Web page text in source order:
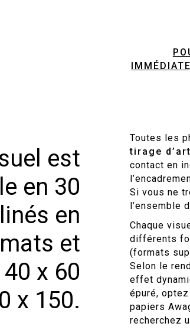
est
en 30
en
et
x 60
x 150.
Toutes les
tirage d’art
contact en
Si vous ne
l’ensemble
Chaque
différents
(formats
Selon le
effet
épuré,
papiers
recherchez